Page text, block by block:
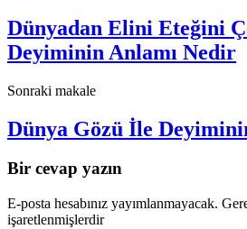
Dünyadan Elini Eteğini
Deyiminin Anlamı Nedir
Sonraki makale
Dünya Gözü İle
Bir cevap yazın
E-posta hesabınız yayımlanmayacak.
işaretlenmişlerdir